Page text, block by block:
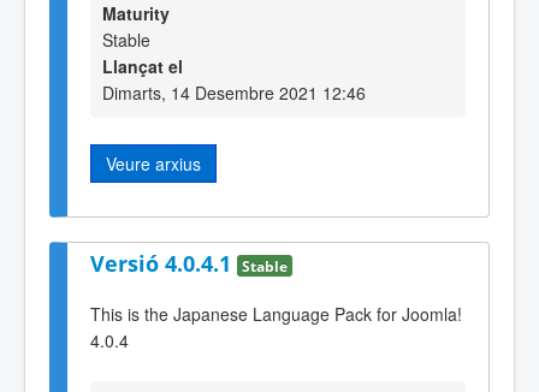
Maturity
Stable
Llançat el
Dimarts, 14 Desembre 2021 12:46
Veure arxius
Versió 4.0.4.1 Stable
This is the Japanese Language Pack for Joomla!
4.0.4